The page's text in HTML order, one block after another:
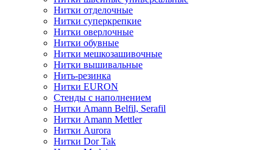
Нитки отделочные
Нитки суперкрепкие
Нитки оверлочные
Нитки обувные
Нитки мешкозашивочные
Нитки вышивальные
Нить-резинка
Нитки EURON
Стенды с наполнением
Нитки Amann Belfil, Serafil
Нитки Amann Mettler
Нитки Aurora
Нитки Dor Tak